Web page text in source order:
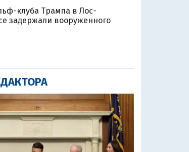
клуба Трампа в Лос-
задержали вооруженного